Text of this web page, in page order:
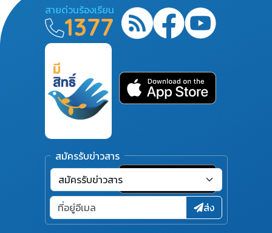
สายด่วนร้องเรียน
1377
สมัครรับข่าวสาร
ส่ง